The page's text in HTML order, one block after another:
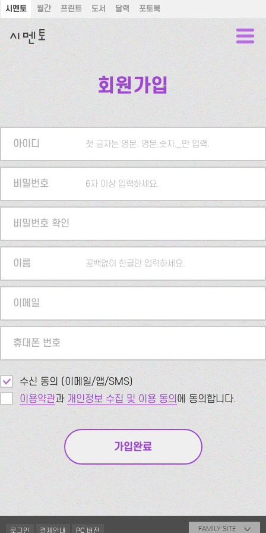
시멘토 월간 프린트 도서 달력 포토북
회원가입
아이디 첫 글자는 영문. 영문,숫자,_만 입력.
비밀번호 6자 이상 입력하세요.
비밀번호 확인
이름 공백없이 한글만 입력하세요.
이메일
휴대폰 번호
수신 동의 (이메일/앱/SMS)
이용약관과 개인정보 수집 및 이용 동의에 동의합니다.
로그인 결제안내 PC 버전 FAMILY SITE